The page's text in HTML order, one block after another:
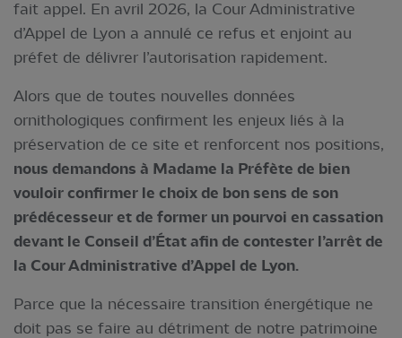
fait appel. En avril 2026, la Cour Administrative
d’Appel de Lyon a annulé ce refus et enjoint au
préfet de délivrer l’autorisation rapidement.
Alors que de toutes nouvelles données
ornithologiques confirment les enjeux liés à la
préservation de ce site et renforcent nos positions,
nous demandons à Madame la Préfète de bien
vouloir confirmer le choix de bon sens de son
prédécesseur et de former un pourvoi en cassation
devant le Conseil d’État afin de contester l’arrêt de
la Cour Administrative d’Appel de Lyon.
Parce que la nécessaire transition énergétique ne
doit pas se faire au détriment de notre patrimoine